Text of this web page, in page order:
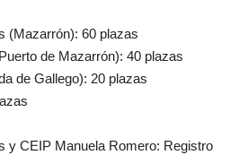
(Mazarrón): 60 plazas
de Mazarrón): 40 plazas
de Gallego): 20 plazas
y CEIP Manuela Romero: Registro